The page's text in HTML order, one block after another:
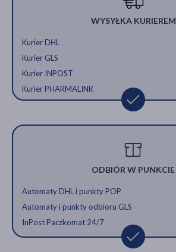
WYSYŁKA KURIEREM
Kurier DHL
Kurier GLS
Kurier INPOST
Kurier PHARMALINK
ODBIÓR W PUNKCIE
Automaty DHL i punkty POP
Automaty i punkty odbioru GLS
InPost Paczkomat 24/7